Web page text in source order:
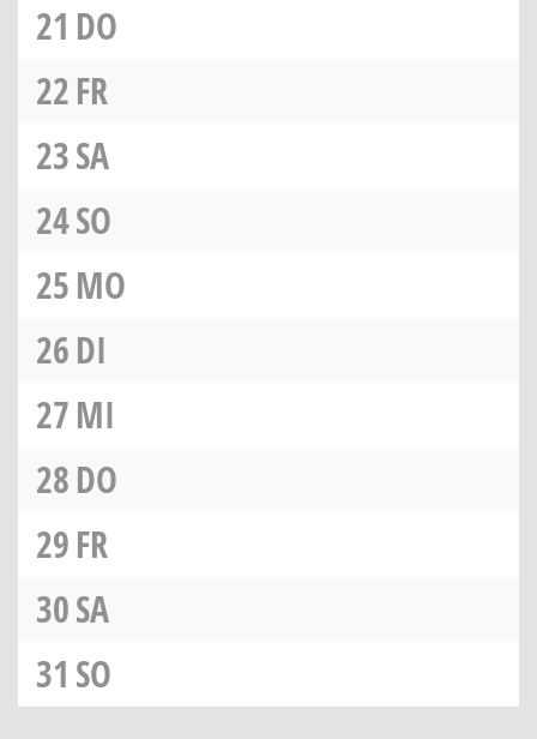
21 DO
22FR
23SA
24SO
25MO
26DI
27MI
28DO
29FR
30SA
31 SO